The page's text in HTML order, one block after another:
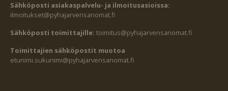
Sähköposti asiakaspalvelu- ja ilmoitusasioissa:
ilmoitukset@pyhajarvensanomat.fi
Sähköposti toimittajille: toimitus@pyhajarvensanomat.fi
Toimittajien sähköpostit muotoa
etunimi.sukunimi@pyhajarvensanomat.fi